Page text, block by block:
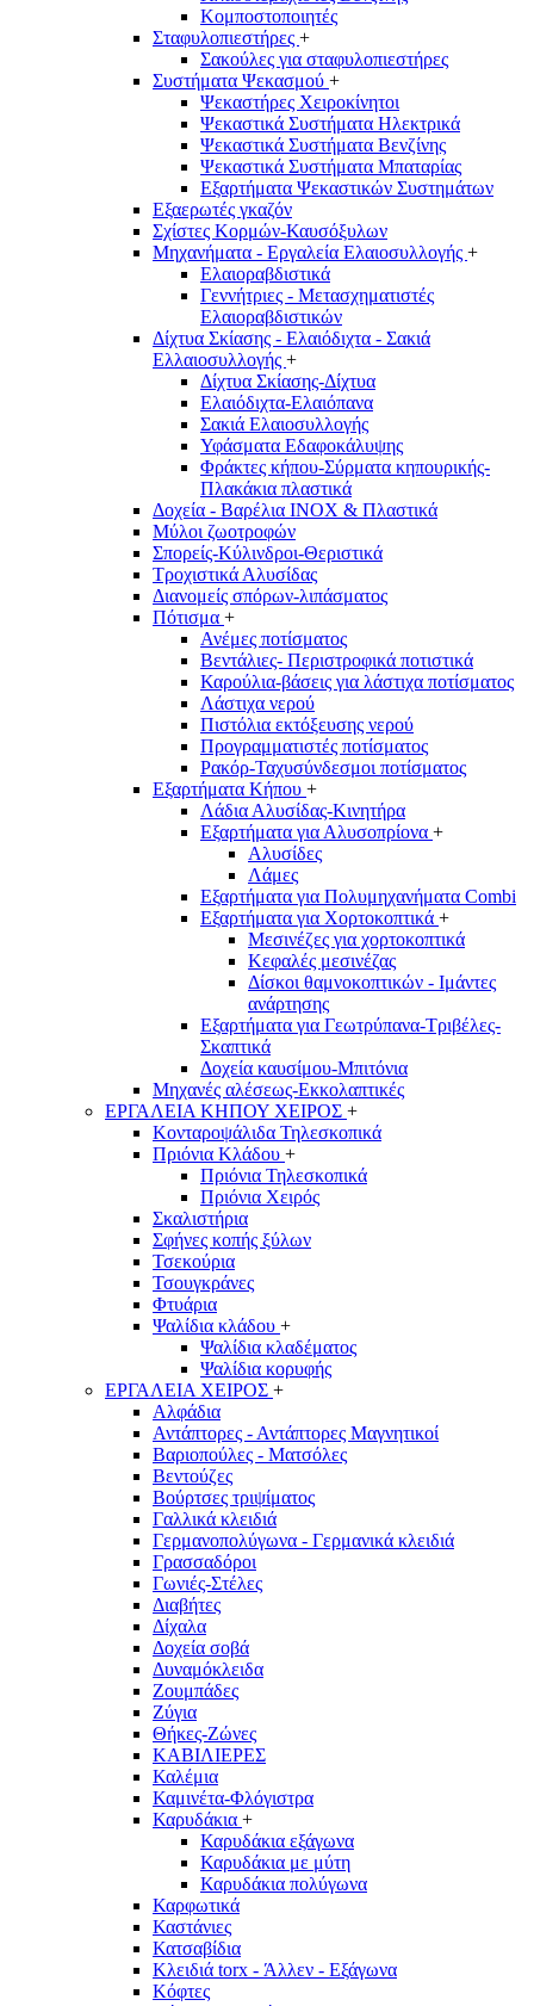
Κομποστοποιητές
Σταφυλοπιεστήρες +
Σακούλες για σταφυλοπιεστήρες
Συστήματα Ψεκασμού +
Ψεκαστήρες Χειροκίνητοι
Ψεκαστικά Συστήματα Ηλεκτρικά
Ψεκαστικά Συστήματα Βενζίνης
Ψεκαστικά Συστήματα Μπαταρίας
Εξαρτήματα Ψεκαστικών Συστημάτων
Εξαερωτές γκαζόν
Σχίστες Κορμών-Καυσόξυλων
Μηχανήματα - Εργαλεία Ελαιοσυλλογής +
Ελαιοραβδιστικά
Γεννήτριες - Μετασχηματιστές
Ελαιοραβδιστικών
Δίχτυα Σκίασης - Ελαιόδιχτα - Σακιά
Ελλαιοσυλλογής +
Δίχτυα Σκίασης-Δίχτυα
Ελαιόδιχτα-Ελαιόπανα
Σακιά Ελαιοσυλλογής
Υφάσματα Εδαφοκάλυψης
Φράκτες κήπου-Σύρματα κηπουρικής-
Πλακάκια πλαστικά
Δοχεία - Βαρέλια INOX & Πλαστικά
Μύλοι ζωοτροφών
Σπορείς-Κύλινδροι-Θεριστικά
Τροχιστικά Αλυσίδας
Διανομείς σπόρων-λιπάσματος
Πότισμα +
Ανέμες ποτίσματος
Βεντάλιες- Περιστροφικά ποτιστικά
Καρούλια-βάσεις για λάστιχα ποτίσματος
Λάστιχα νερού
Πιστόλια εκτόξευσης νερού
Προγραμματιστές ποτίσματος
Ρακόρ-Ταχυσύνδεσμοι ποτίσματος
Εξαρτήματα Κήπου +
Λάδια Αλυσίδας-Κινητήρα
Εξαρτήματα για Αλυσοπρίονα +
Αλυσίδες
Λάμες
Εξαρτήματα για Πολυμηχανήματα Combi
Εξαρτήματα για Χορτοκοπτικά +
Μεσινέζες για χορτοκοπτικά
Κεφαλές μεσινέζας
Δίσκοι θαμνοκοπτικών - Ιμάντες
ανάρτησης
Εξαρτήματα για Γεωτρύπανα-Τριβέλες-
Σκαπτικά
Δοχεία καυσίμου-Μπιτόνια
Μηχανές αλέσεως-Εκκολαπτικές
ΕΡΓΑΛΕΙΑ ΚΗΠΟΥ ΧΕΙΡΟΣ +
Κονταροψάλιδα Τηλεσκοπικά
Πριόνια Κλάδου +
Πριόνια Τηλεσκοπικά
Πριόνια Χειρός
Σκαλιστήρια
Σφήνες κοπής ξύλων
Τσεκούρια
Τσουγκράνες
Φτυάρια
Ψαλίδια κλάδου +
Ψαλίδια κλαδέματος
Ψαλίδια κορυφής
ΕΡΓΑΛΕΙΑ ΧΕΙΡΟΣ +
Αλφάδια
Αντάπτορες - Αντάπτορες Μαγνητικοί
Βαριοπούλες - Ματσόλες
Βεντούζες
Βούρτσες τριψίματος
Γαλλικά κλειδιά
Γερμανοπολύγωνα - Γερμανικά κλειδιά
Γρασσαδόροι
Γωνιές-Στέλες
Διαβήτες
Δίχαλα
Δοχεία σοβά
Δυναμόκλειδα
Ζουμπάδες
Ζύγια
Θήκες-Ζώνες
ΚΑΒΙΛΙΕΡΕΣ
Καλέμια
Καμινέτα-Φλόγιστρα
Καρυδάκια +
Καρυδάκια εξάγωνα
Καρυδάκια με μύτη
Καρυδάκια πολύγωνα
Καρφωτικά
Καστάνιες
Κατσαβίδια
Κλειδιά torx - Άλλεν - Εξάγωνα
Κόφτες